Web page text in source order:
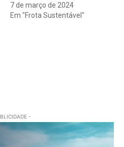
7 de março de 2024
Em "Frota Sustentável"
-